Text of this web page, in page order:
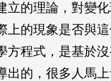
立的理論，對變
上的現象是否與
方程式，是基於
出的，很多人馬